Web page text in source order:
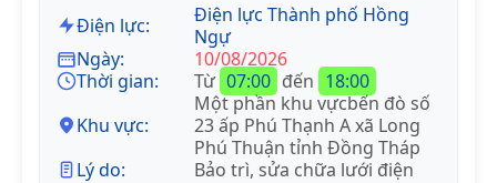
Điện lực:
Điện lực Thành phố Hồng
Ngự
Ngày:
10/08/2026
Thời gian:
Từ 07:00 đến 18:00
Khu vực:
Một phần khu vựcbến đò số
23 ấp Phú Thạnh A xã Long
Phú Thuận tỉnh Đồng Tháp
Lý do:
Bảo trì, sửa chữa lưới điện